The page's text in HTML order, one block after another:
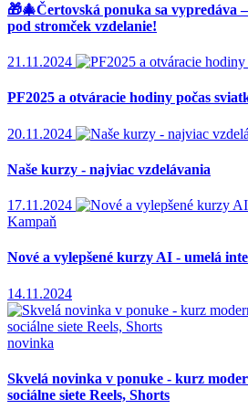
🎁🎄Čertovská ponuka sa vypredáva
pod stromček vzdelanie!
21.11.2024
PF2025 a otváracie hodiny počas
20.11.2024
Naše kurzy - najviac vzdelávania
17.11.2024
Kampaň
Nové a vylepšené kurzy AI - umelá
14.11.2024
novinka
Skvelá novinka v ponuke - kurz
sociálne siete Reels, Shorts